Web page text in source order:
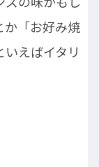
か「お好み焼
えばイタリ